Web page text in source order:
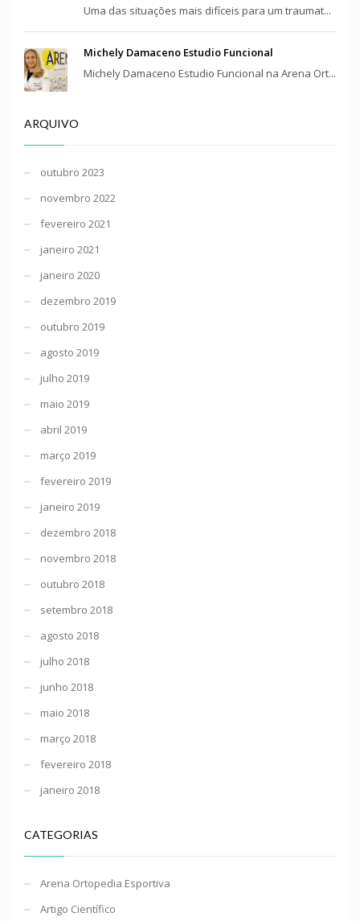
Uma das situações mais difíceis para um traumat...
Michely Damaceno Estudio Funcional
Michely Damaceno Estudio Funcional na Arena Ort...
ARQUIVO
outubro 2023
novembro 2022
fevereiro 2021
janeiro 2021
janeiro 2020
dezembro 2019
outubro 2019
agosto 2019
julho 2019
maio 2019
abril 2019
março 2019
fevereiro 2019
janeiro 2019
dezembro 2018
novembro 2018
outubro 2018
setembro 2018
agosto 2018
julho 2018
junho 2018
maio 2018
março 2018
fevereiro 2018
janeiro 2018
CATEGORIAS
Arena Ortopedia Esportiva
Artigo Científico